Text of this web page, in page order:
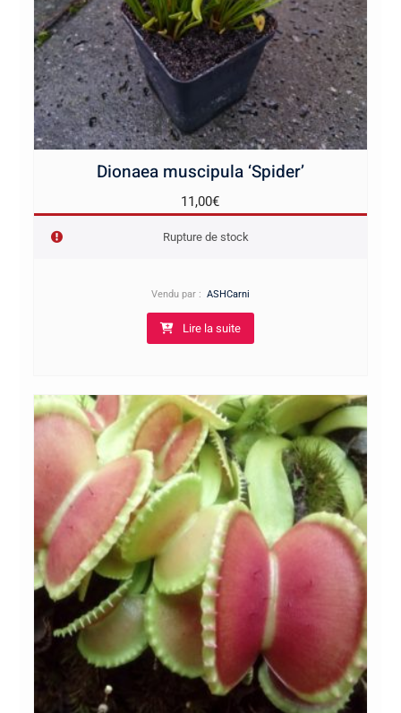
Dionaea muscipula ‘Spider’
11,00€
Rupture de stock
Vendu par : ASHCarni
Lire la suite